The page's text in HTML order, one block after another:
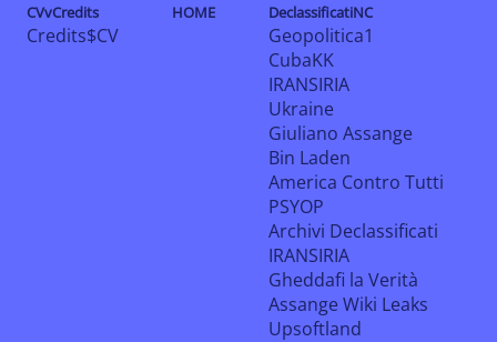
CVvCredits
Credits$CV
HOME DeclassificatiNC
Geopolitica1
CubaKK
IRANSIRIA
Ukraine
Giuliano Assange
Bin Laden
America Contro Tutti
PSYOP
Archivi Declassificati
IRANSIRIA
Gheddafi la Verità
Assange Wiki Leaks
Upsoftland